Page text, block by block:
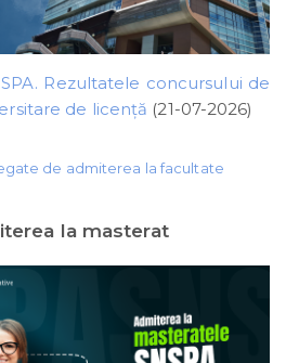
Rezultatele concursului de
de licență (21-07-2026)
de admiterea la facultate
la masterat